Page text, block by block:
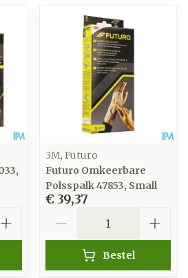
3M, Futuro
Futuro Omkeerbare
Polsspalk 47853, Small
€ 39,37
Bestel